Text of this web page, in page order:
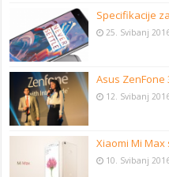
Specifikacije
25. Svibanj
Asus ZenFone
12. Svibanj
Xiaomi Mi
10. Svibanj